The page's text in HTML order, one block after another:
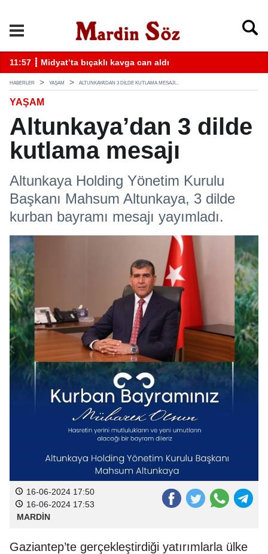
11:57 ┋ Midyat’ta bıçaklı kavga can aldı
HABERLER YAŞAM ALTUNKAYA’DAN 3 DILDE KUTLAMA MESAJI...
YAŞAM
Altunkaya’dan 3 dilde
kutlama mesajı
Altunkaya Holding Yönetim Kurulu
Başkanı Mahsum Altunkaya, 3 dilde
kurban bayramı mesajı yayımladı.
16-06-2024 17:50
16-06-2024 17:53
MARDİN
Gaziantep’te gerçekleştirdiği yatırımlarla ülke